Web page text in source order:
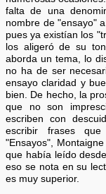
falta de una
nombre de "ensayo"
pues ya existían los
los aligeró de su
aborda un tema, lo
no ha de ser
ensayo claridad y
bien. De hecho, la
que no son
escriben con
escribir frases
"Ensayos",
que había leído
eso se nota en su
es muy superior.